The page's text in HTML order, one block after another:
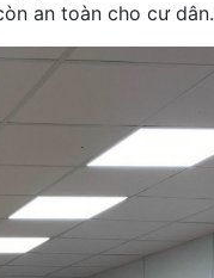
an toàn cho cư dân.